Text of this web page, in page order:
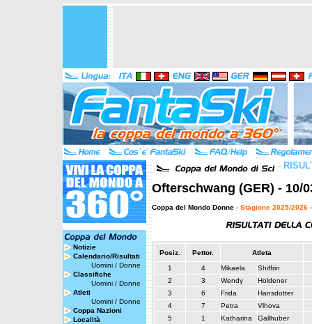
Notizie
Calendario/Risultati
Uomini / Donne
Classifiche
Uomini / Donne
Atleti
Uomini / Donne
Coppa Nazioni
Località
-
Ofterschwang (GER) - 10/
Coppa del Mondo Donne - Stagione 2025/2026
Posiz. Pettor.
Atleta
1
4 Mikaela
Shiffrin
2
3 Wendy
Holdener
3
6 Frida
Hansdotter
4
7 Petra
Vlhova
5
1 Katharina
Gallhuber